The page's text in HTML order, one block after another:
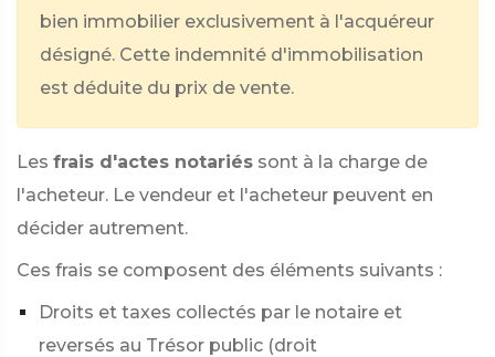
bien immobilier exclusivement à l'acquéreur
désigné. Cette indemnité d'immobilisation
est déduite du prix de vente.
Les frais d'actes notariés sont à la charge de
l'acheteur. Le vendeur et l'acheteur peuvent en
décider autrement.
Ces frais se composent des éléments suivants :
Droits et taxes collectés par le notaire et
reversés au Trésor public (droit